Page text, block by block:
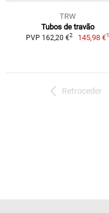
TRW
Tubos de travão
PVP 162,20 €2 145,98 €1
Retroceder